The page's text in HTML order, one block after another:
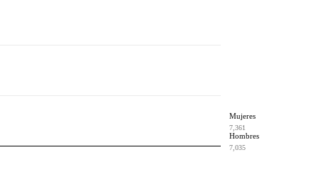
Mujeres
7,361
Hombres
7,035